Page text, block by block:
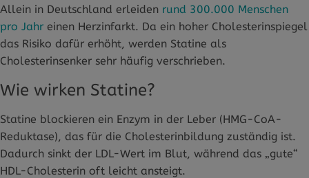
Allein in Deutschland erleiden rund 300.000 Menschen
pro Jahr einen Herzinfarkt. Da ein hoher Cholesterinspiegel
das Risiko dafür erhöht, werden Statine als
Cholesterinsenker sehr häufig verschrieben.
Wie wirken Statine?
Statine blockieren ein Enzym in der Leber (HMG-CoA-
Reduktase), das für die Cholesterinbildung zuständig ist.
Dadurch sinkt der LDL-Wert im Blut, während das „gute“
HDL-Cholesterin oft leicht ansteigt.